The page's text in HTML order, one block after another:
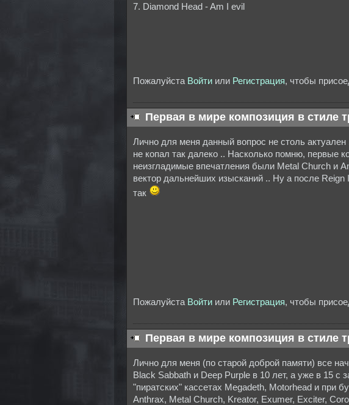
7. Diamond Head - Am I evil
Пожалуйста Войти или Регистрация, чтобы
Первая в мире композиция в стиле
Лично для меня данный вопрос не столь
не копал так далеко .. Насколько помню, первые
неизгладимые впечатления были Metal Church и
вектор дальнейших изысканий .. Ну а после
так
Пожалуйста Войти или Регистрация, чтобы
Первая в мире композиция в стиле
Лично для меня (по старой доброй памяти) все
Black Sabbath и Deep Purple в 10 лет, а уже в 15 с
"пиратских" кассетах Megadeth, Motorhead и при
Anthrax, Metal Church, Kreator, Exumer, Exciter,